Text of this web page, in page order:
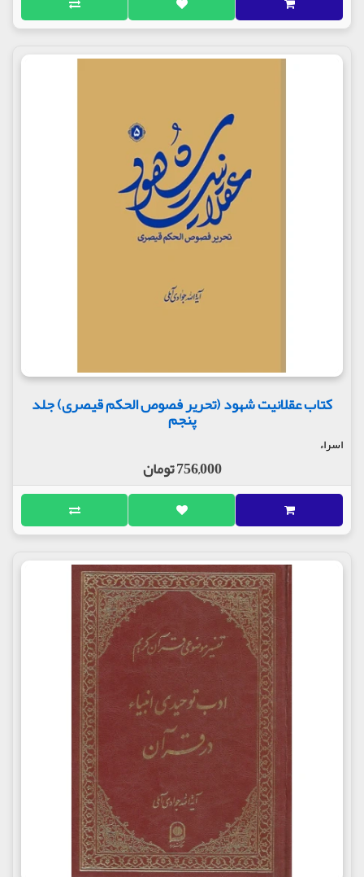
کتاب عقلانیت شهود (تحریر فصوص الحکم قیصری) جلد
پنجم
اسراء
756,000 تومان